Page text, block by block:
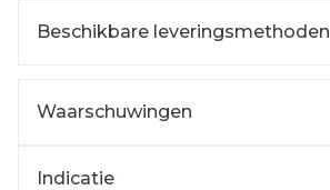
Beschikbare leveringsmethoden
Waarschuwingen
Indicatie